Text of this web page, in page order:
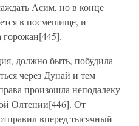
Асим, но в конце
в посмешище, и
горожан[445].
должно быть, побудила
через Дунай и тем
произошла неподалеку
Олтении[446]. От
вперед тысячный